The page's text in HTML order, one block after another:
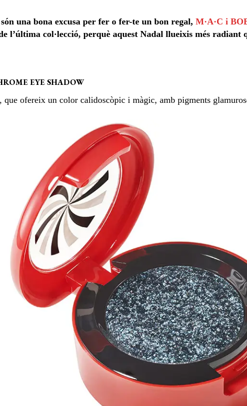
una bona excusa per fer o fer-te un bon regal, M·A·C i
l’última col·lecció, perquè aquest Nadal llueixis més radiant
EYE SHADOW
que ofereix un color calidoscòpic i màgic, amb pigments